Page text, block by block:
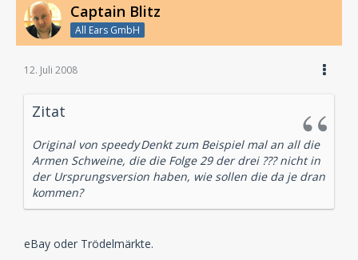
Captain Blitz
All Ears GmbH
12. Juli 2008
Zitat
Original von speedyDenkt zum Beispiel mal an all die
Armen Schweine, die die Folge 29 der drei ??? nicht in
der Ursprungsversion haben, wie sollen die da je dran
kommen?
eBay oder Trödelmärkte.